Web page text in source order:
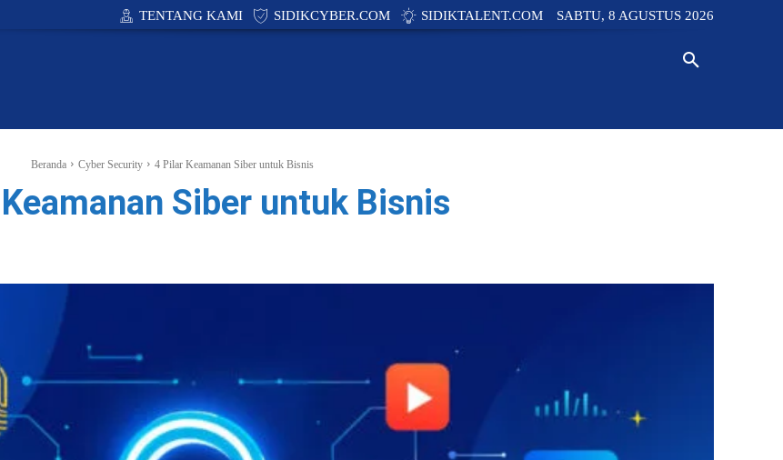
TENTANG KAMI SIDIKCYBER.COM SIDIKTALENT.COM SABTU, 8 AGUSTUS 2026
Beranda Cyber Security 4 Pilar Keamanan Siber untuk Bisnis
Siber untuk Bisnis